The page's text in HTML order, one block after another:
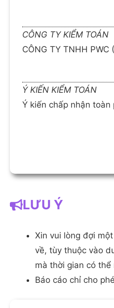
CÔNG TY KIỂM TOÁN
CÔNG TY TNHH PWC
Ý KIẾN KIỂM TOÁN
Ý kiến chấp nhận toàn
LƯU Ý
Xin vui lòng đợi
về, tùy thuộc vào
mà thời gian có thể
Báo cáo chỉ cho